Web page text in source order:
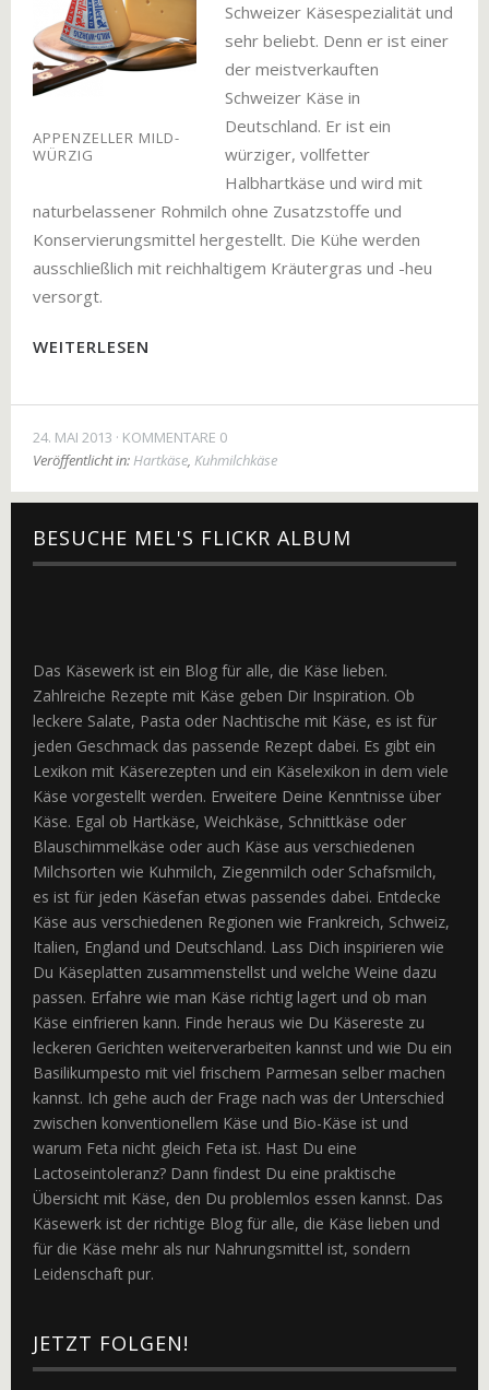
APPENZELLER MILD-
WÜRZIG
Schweizer Käsespezialität und
sehr beliebt. Denn er ist einer
der meistverkauften
Schweizer Käse in
Deutschland. Er ist ein
würziger, vollfetter
Halbhartkäse und wird mit
naturbelassener Rohmilch ohne Zusatzstoffe und
Konservierungsmittel hergestellt. Die Kühe werden
ausschließlich mit reichhaltigem Kräutergras und -heu
versorgt.
WEITERLESEN
24. MAI 2013
KOMMENTARE 0
Veröffentlicht in:Hartkäse, Kuhmilchkäse
BESUCHE MEL'S FLICKR ALBUM
Das Käsewerk ist ein Blog für alle, die Käse lieben.
Zahlreiche Rezepte mit Käse geben Dir Inspiration. Ob
leckere Salate, Pasta oder Nachtische mit Käse, es ist für
jeden Geschmack das passende Rezept dabei. Es gibt ein
Lexikon mit Käserezepten und ein Käselexikon in dem viele
Käse vorgestellt werden. Erweitere Deine Kenntnisse über
Käse. Egal ob Hartkäse, Weichkäse, Schnittkäse oder
Blauschimmelkäse oder auch Käse aus verschiedenen
Milchsorten wie Kuhmilch, Ziegenmilch oder Schafsmilch,
es ist für jeden Käsefan etwas passendes dabei. Entdecke
Käse aus verschiedenen Regionen wie Frankreich, Schweiz,
Italien, England und Deutschland. Lass Dich inspirieren wie
Du Käseplatten zusammenstellst und welche Weine dazu
passen. Erfahre wie man Käse richtig lagert und ob man
Käse einfrieren kann. Finde heraus wie Du Käsereste zu
leckeren Gerichten weiterverarbeiten kannst und wie Du ein
Basilikumpesto mit viel frischem Parmesan selber machen
kannst. Ich gehe auch der Frage nach was der Unterschied
zwischen konventionellem Käse und Bio-Käse ist und
warum Feta nicht gleich Feta ist. Hast Du eine
Lactoseintoleranz? Dann findest Du eine praktische
Übersicht mit Käse, den Du problemlos essen kannst. Das
Käsewerk ist der richtige Blog für alle, die Käse lieben und
für die Käse mehr als nur Nahrungsmittel ist, sondern
Leidenschaft pur.
JETZT FOLGEN!